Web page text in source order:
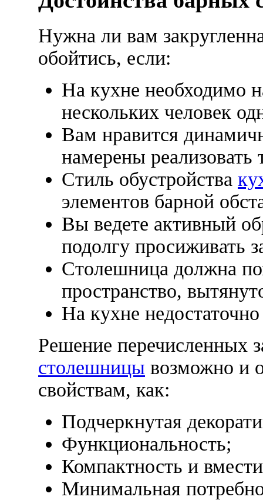
Нужна ли вам
обойтись, если:
На кухне необходимо
нескольких человек
Вам нравится
намерены
Стиль обустройства
элементов барной
Вы ведете активный
подолгу просиживать
Столешница должна
пространство,
На кухне
Решение перечисленных
столешницы возможно и
свойствам, как:
Подчеркнутая
Функциональность;
Компактность и
Минимальная